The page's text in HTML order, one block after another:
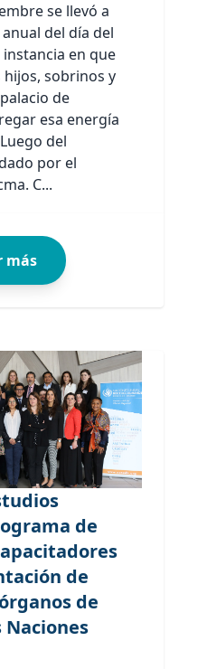
se llevó a
del día del
en que
sobrinos y
de
esa energía
del
por el
C...
más
de
de
de